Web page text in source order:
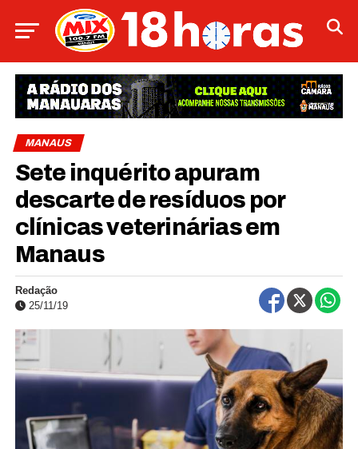
MANAUS
Sete inquérito apuram
descarte de resíduos por
clínicas veterinárias em
Manaus
Redação
25/11/19